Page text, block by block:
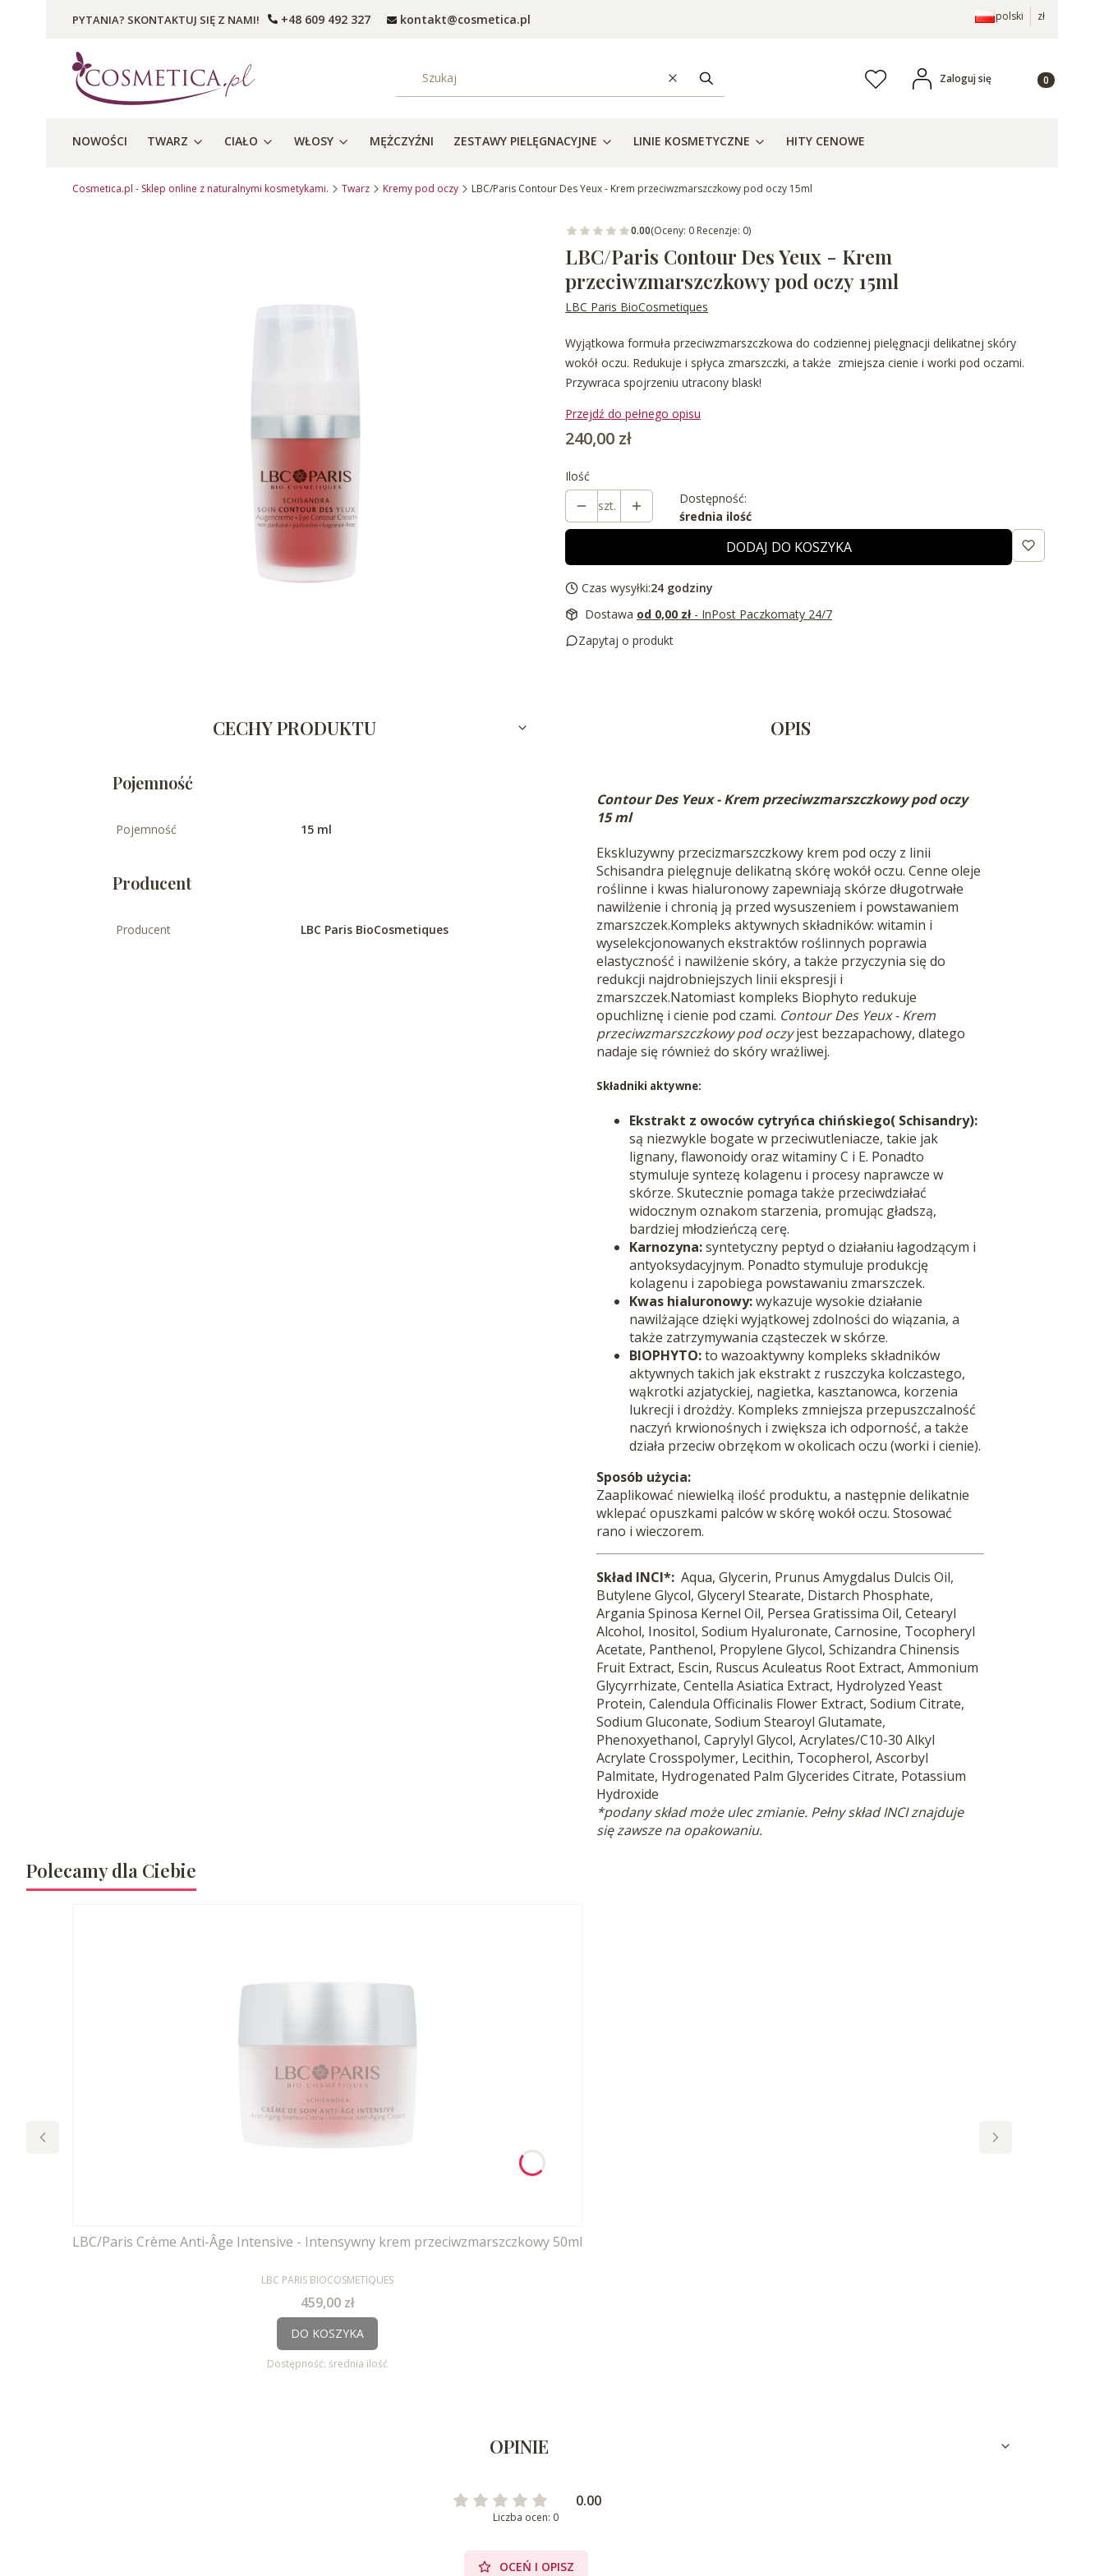
PYTANIA? SKONTAKTUJ SIĘ Z NAMI! +48 609 492 327 kontakt@cosmetica.pl polski zł
WyczyśćSzukaj Ulubione Zaloguj się Produkty w
NOWOŚCI TWARZ CIAŁO WŁOSY MĘŻCZYŹNI ZESTAWY PIELĘGNACYJNE LINIE KOSMETYCZNE HITY CENOWE
Cosmetica.pl - Sklep online z naturalnymi kosmetykami. Twarz Kremy pod oczy LBC/Paris Contour Des Yeux - Krem przeciwzmarszczkowy pod oczy 15ml
0.00(Oceny: 0 Recenzje: 0)
LBC/Paris Contour Des Yeux - Krem
przeciwzmarszczkowy pod oczy 15ml
LBC Paris BioCosmetiques
Wyjątkowa formuła przeciwzmarszczkowa do codziennej pielęgnacji delikatnej skóry
wokół oczu. Redukuje i spłyca zmarszczki, a także zmiejsza cienie i worki pod oczami.
Przywraca spojrzeniu utracony blask!
Przejdź do pełnego opisu
Cena
240,00 zł
Ilość
szt.
Dostępność:
średnia ilość
DODAJ DO KOSZYKA
Czas wysyłki:24 godziny
Dostawa od 0,00 zł - InPost Paczkomaty 24/7
Zapytaj o produkt
CECHY PRODUKTU
Pojemność
Pojemność 15 ml
Producent
Producent LBC Paris BioCosmetiques
OPIS
Contour Des Yeux- Krem przeciwzmarszczkowy pod oczy
15 ml
Ekskluzywny przecizmarszczkowy krem pod oczy z linii
Schisandra pielęgnuje delikatną skórę wokół oczu. Cenne oleje
roślinne i kwas hialuronowy zapewniają skórze długotrwałe
nawilżenie i chronią ją przed wysuszeniem i powstawaniem
zmarszczek.Kompleks aktywnych składników: witamin i
wyselekcjonowanych ekstraktów roślinnych poprawia
elastyczność i nawilżenie skóry, a także przyczynia się do
redukcji najdrobniejszych linii ekspresji i
zmarszczek.Natomiast kompleks Biophyto redukuje
opuchliznę i cienie pod czami. Contour Des Yeux - Krem
przeciwzmarszczkowy pod oczyjest bezzapachowy, dlatego
nadaje się również do skóry wrażliwej.
Składniki aktywne:
Ekstrakt z owoców cytryńca chińskiego( Schisandry):
są niezwykle bogate w przeciwutleniacze, takie jak
lignany, flawonoidy oraz witaminy C i E. Ponadto
stymuluje syntezę kolagenu i procesy naprawcze w
skórze. Skutecznie pomaga także przeciwdziałać
widocznym oznakom starzenia, promując gładszą,
bardziej młodzieńczą cerę.
Karnozyna:syntetyczny peptyd o działaniu łagodzącym i
antyoksydacyjnym. Ponadto stymuluje produkcję
kolagenu i zapobiega powstawaniu zmarszczek.
Kwas hialuronowy:wykazuje wysokie działanie
nawilżające dzięki wyjątkowej zdolności do wiązania, a
także zatrzymywania cząsteczek w skórze.
BIOPHYTO:to wazoaktywny kompleks składników
aktywnych takich jakekstrakt z ruszczyka kolczastego,
wąkrotki azjatyckiej, nagietka, kasztanowca, korzenia
lukrecji i drożdży. Kompleks zmniejsza przepuszczalność
naczyń krwionośnych i zwiększa ich odporność, a także
działa przeciw obrzękom w okolicach oczu (worki i cienie).
Sposób użycia:
Zaaplikować niewielką ilość produktu, a następnie delikatnie
wklepać opuszkami palców w skórę wokół oczu. Stosować
rano i wieczorem.
Skład INCI*: Aqua, Glycerin, Prunus Amygdalus Dulcis Oil,
Butylene Glycol, Glyceryl Stearate, Distarch Phosphate,
Argania Spinosa Kernel Oil, Persea Gratissima Oil, Cetearyl
Alcohol, Inositol, Sodium Hyaluronate, Carnosine, Tocopheryl
Acetate, Panthenol, Propylene Glycol, Schizandra Chinensis
Fruit Extract, Escin, Ruscus Aculeatus Root Extract, Ammonium
Glycyrrhizate, Centella Asiatica Extract, Hydrolyzed Yeast
Protein, Calendula Officinalis Flower Extract, Sodium Citrate,
Sodium Gluconate, Sodium Stearoyl Glutamate,
Phenoxyethanol, Caprylyl Glycol, Acrylates/C10-30 Alkyl
Acrylate Crosspolymer, Lecithin, Tocopherol, Ascorbyl
Palmitate, Hydrogenated Palm Glycerides Citrate, Potassium
Hydroxide
*podany skład może ulec zmianie. Pełny skład INCI znajduje
się zawsze na opakowaniu.
Polecamy dla Ciebie
LBC/Paris Crème Anti-Âge Intensive - Intensywny krem przeciwzmarszczkowy 50ml
PRODUCENT
LBC PARIS BIOCOSMETIQUES
Cena
459,00 zł
DO KOSZYKA
Dostępność: średnia ilość
OPINIE
0.00
Liczba ocen: 0
OCEŃ I OPISZ